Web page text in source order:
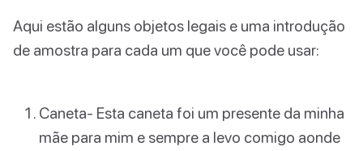
Aqui estão alguns objetos legais e uma introdução
de amostra para cada um que você pode usar:
Caneta- Esta caneta foi um presente da minha
mãe para mim e sempre a levo comigo aonde